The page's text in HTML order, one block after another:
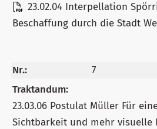
23.02.04 Interpellation
Beschaffung durch die Stadt
Nr.:
7
Traktandum:
23.03.06 Postulat Müller Für
Sichtbarkeit und mehr visuelle